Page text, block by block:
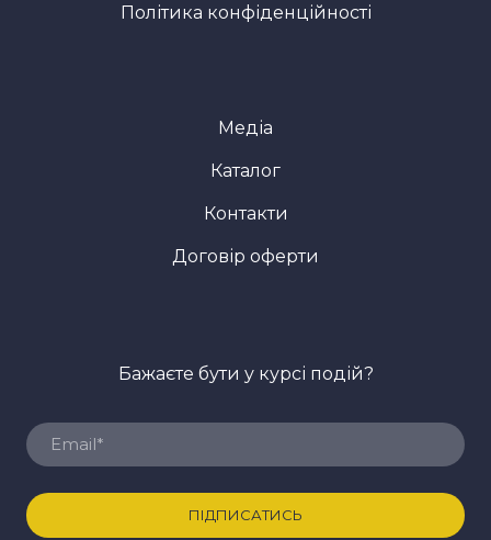
Політика конфіденційності
Медіа
Каталог
Контакти
Договір оферти
Бажаєте бути у курсі подій?
ПІДПИСАТИСЬ